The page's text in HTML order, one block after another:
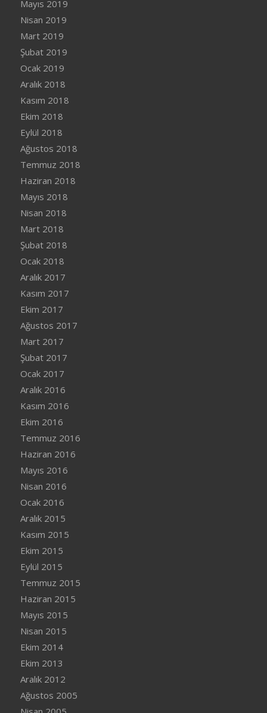
Mayıs 2019
Nisan 2019
Mart 2019
Şubat 2019
Ocak 2019
Aralık 2018
Kasım 2018
Ekim 2018
Eylül 2018
Ağustos 2018
Temmuz 2018
Haziran 2018
Mayıs 2018
Nisan 2018
Mart 2018
Şubat 2018
Ocak 2018
Aralık 2017
Kasım 2017
Ekim 2017
Ağustos 2017
Mart 2017
Şubat 2017
Ocak 2017
Aralık 2016
Kasım 2016
Ekim 2016
Temmuz 2016
Haziran 2016
Mayıs 2016
Nisan 2016
Ocak 2016
Aralık 2015
Kasım 2015
Ekim 2015
Eylül 2015
Temmuz 2015
Haziran 2015
Mayıs 2015
Nisan 2015
Ekim 2014
Ekim 2013
Aralık 2012
Ağustos 2005